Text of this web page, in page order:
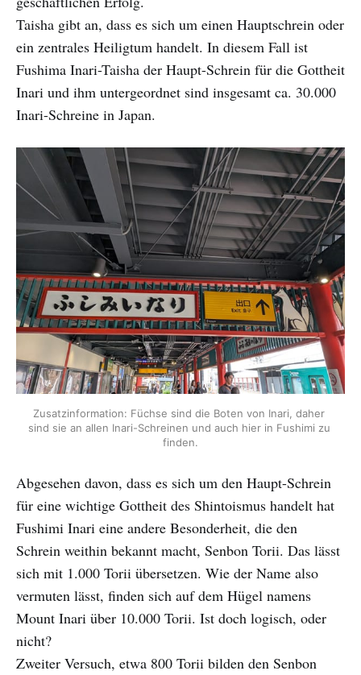
Taisha gibt an, dass es sich um einen Hauptschrein oder
ein zentrales Heiligtum handelt. In diesem Fall ist
Fushima Inari-Taisha der Haupt-Schrein für die Gottheit
Inari und ihm untergeordnet sind insgesamt ca. 30.000
Inari-Schreine in Japan.
Zusatzinformation: Füchse sind die Boten von Inari, daher
sind sie an allen Inari-Schreinen und auch hier in Fushimi zu
finden.
Abgesehen davon, dass es sich um den Haupt-Schrein
für eine wichtige Gottheit des Shintoismus handelt hat
Fushimi Inari eine andere Besonderheit, die den
Schrein weithin bekannt macht, Senbon Torii. Das lässt
sich mit 1.000 Torii übersetzen. Wie der Name also
vermuten lässt, finden sich auf dem Hügel namens
Mount Inari über 10.000 Torii. Ist doch logisch, oder
nicht?
Zweiter Versuch, etwa 800 Torii bilden den Senbon